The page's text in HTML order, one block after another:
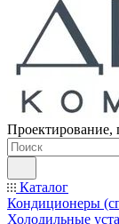
Проектирование,
Каталог
Кондиционеры
Холодильные